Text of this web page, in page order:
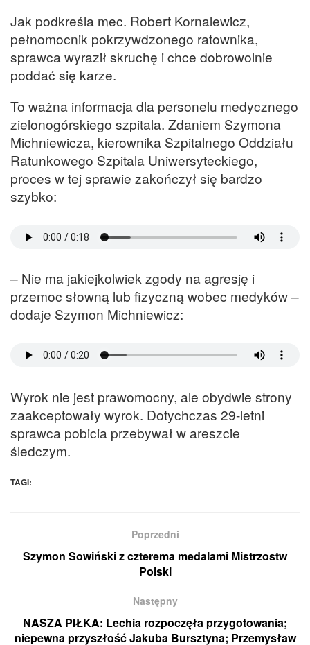
Jak podkreśla mec. Robert Kornalewicz,
pełnomocnik pokrzywdzonego ratownika,
sprawca wyraził skruchę i chce dobrowolnie
poddać się karze.
To ważna informacja dla personelu medycznego
zielonogórskiego szpitala. Zdaniem Szymona
Michniewicza, kierownika Szpitalnego Oddziału
Ratunkowego Szpitala Uniwersyteckiego,
proces w tej sprawie zakończył się bardzo
szybko:
– Nie ma jakiejkolwiek zgody na agresję i
przemoc słowną lub fizyczną wobec medyków –
dodaje Szymon Michniewicz:
Wyrok nie jest prawomocny, ale obydwie strony
zaakceptowały wyrok. Dotychczas 29-letni
sprawca pobicia przebywał w areszcie
śledczym.
TAGI:
Poprzedni
Szymon Sowiński z czterema medalami Mistrzostw
Polski
Następny
NASZA PIŁKA: Lechia rozpoczęła przygotowania;
niepewna przyszłość Jakuba Bursztyna; Przemysław